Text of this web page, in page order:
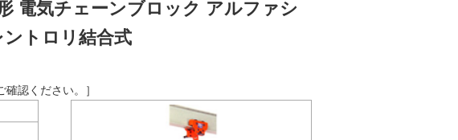
電気チェーンブロック アルファシ
ントロリ結合式
認ください。］